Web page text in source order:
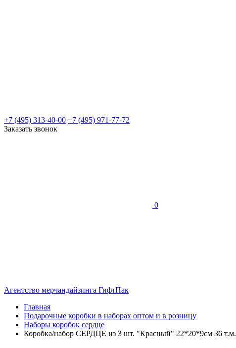
+7 (495) 313-40-00 +7 (495) 971-77-72
Заказать звонок
0
Агентство мерчандайзинга ГифтПак
Главная
Подарочные коробки в наборах оптом и в розницу
Наборы коробок сердце
Коробка/набор СЕРДЦЕ из 3 шт. "Красный" 22*20*9см 36 т.м.